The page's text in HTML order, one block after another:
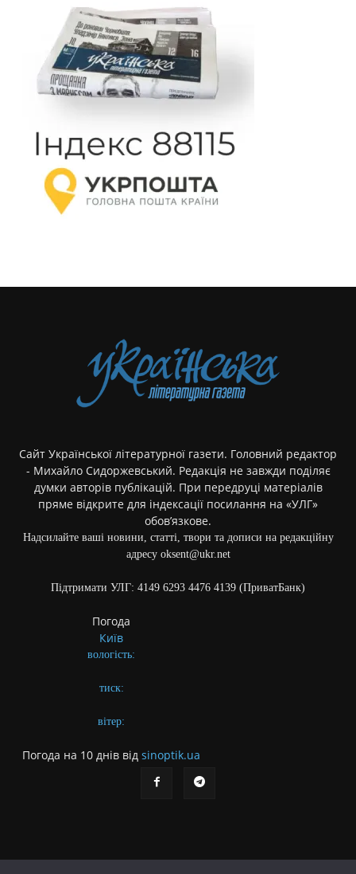
Сайт Української літературної газети. Головний редактор
- Михайло Сидоржевський. Редакція не завжди поділяє
думки авторів публікацій. При передруці матеріалів
пряме відкрите для індексації посилання на «УЛГ»
обов’язкове.
Надсилайте ваші новини, статті, твори та дописи на редакційну
адресу oksent@ukr.net
Підтримати УЛГ: 4149 6293 4476 4139 (ПриватБанк)
Погода
Київ
вологість:
тиск:
вітер:
Погода на 10 днів від sinoptik.ua